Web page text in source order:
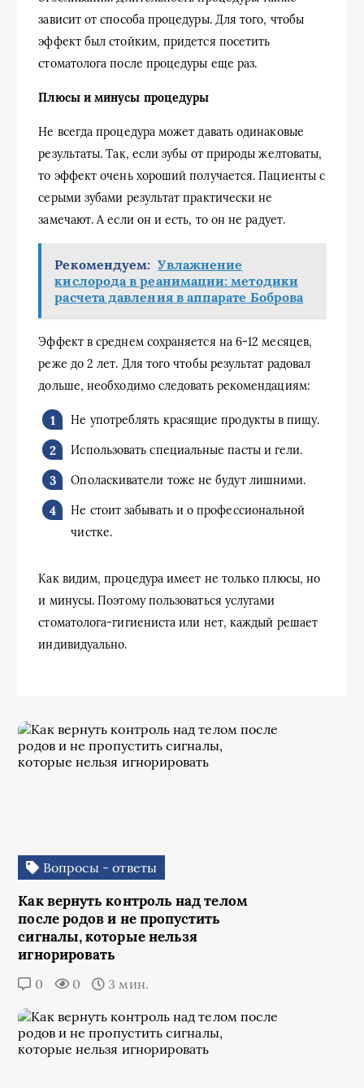
зависит от способа процедуры. Для того, чтобы
эффект был стойким, придется посетить
стоматолога после процедуры еще раз.
Плюсы и минусы процедуры
Не всегда процедура может давать одинаковые
результаты. Так, если зубы от природы желтоваты,
то эффект очень хороший получается. Пациенты с
серыми зубами результат практически не
замечают. А если он и есть, то он не радует.
Рекомендуем: Увлажнение
кислорода в реанимации: методики
расчета давления в аппарате Боброва
Эффект в среднем сохраняется на 6-12 месяцев,
реже до 2 лет. Для того чтобы результат радовал
дольше, необходимо следовать рекомендациям:
Не употреблять красящие продукты в пищу.
Использовать специальные пасты и гели.
Ополаскиватели тоже не будут лишними.
Не стоит забывать и о профессиональной
чистке.
Как видим, процедура имеет не только плюсы, но
и минусы. Поэтому пользоваться услугами
стоматолога-гигиениста или нет, каждый решает
индивидуально.
Вопросы - ответы
Как вернуть контроль над телом
после родов и не пропустить
сигналы, которые нельзя
игнорировать
0 0 3 мин.